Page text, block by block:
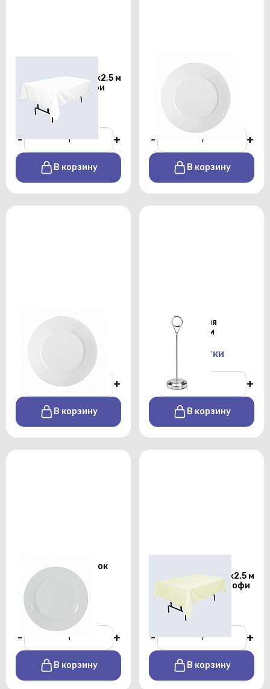
прямоугольная 1,5х2,5 м
белого цвета профи
От 450 р./сутки
- +
В корзину
Тарелка
подстановочная
Shoenwald 32см
От 170 р./сутки
- +
В корзину
Тарелка закусочная
+
В корзину
Держатель для
номерков 25см
От 100 р./сутки
+
В корзину
Тарелка для закусок
Chan Wave 225 мм
От 25 р./сутки
- +
В корзину
прямоугольная 1,5х2,5 м
бежевого цвета профи
От 450 р./сутки
- +
В корзину